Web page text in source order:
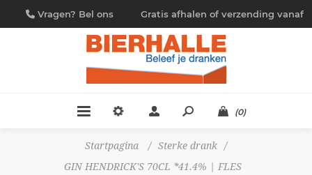
Vragen? Bel ons
09/230.88.44
Gratis afhalen of verzending vanaf
€ 4,95
(0)
Startpagina / Sterke drank
/
GIN HENDRICK'S 70CL *41.4% | FLES